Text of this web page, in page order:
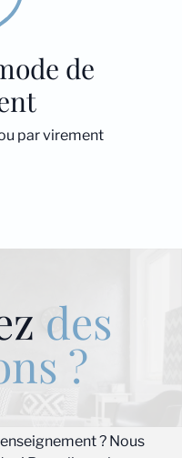
de
par virement
des
?
? Nous